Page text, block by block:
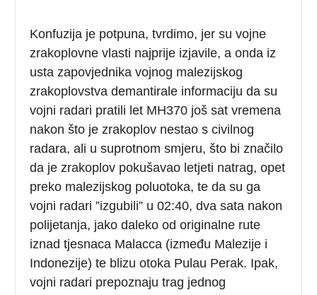
Konfuzija je potpuna, tvrdimo, jer su vojne
zrakoplovne vlasti najprije izjavile, a onda iz
usta zapovjednika vojnog malezijskog
zrakoplovstva demantirale informaciju da su
vojni radari pratili let MH370 još sat vremena
nakon što je zrakoplov nestao s civilnog
radara, ali u suprotnom smjeru, što bi značilo
da je zrakoplov pokušavao letjeti natrag, opet
preko malezijskog poluotoka, te da su ga
vojni radari ”izgubili” u 02:40, dva sata nakon
polijetanja, jako daleko od originalne rute
iznad tjesnaca Malacca (između Malezije i
Indonezije) te blizu otoka Pulau Perak. Ipak,
vojni radari prepoznaju trag jednog